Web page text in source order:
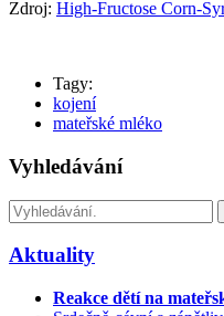
Zdroj: High-Fructose Corn-
Tagy:
kojení
mateřské mléko
Vyhledávání
Aktuality
Reakce dětí na